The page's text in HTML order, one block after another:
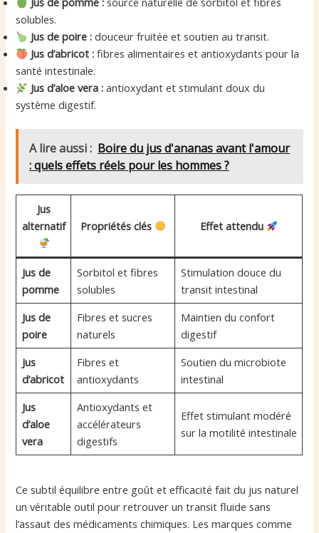
solubles.
Jus de poire : douceur fruitée et soutien au transit.
Jus d’abricot : fibres alimentaires et antioxydants pour la
santé intestinale.
Jus d’aloe vera : antioxydant et stimulant doux du
système digestif.
A lire aussi : Boire du jus d'ananas avant l'amour
: quels effets réels pour les hommes ?
Jus
alternatif
Propriétés clés Effet attendu
Jus de
pomme
Sorbitol et fibres
solubles
Stimulation douce du
transit intestinal
Jus de
poire
Fibres et sucres
naturels
Maintien du confort
digestif
Jus
d’abricot
Fibres et
antioxydants
Soutien du microbiote
intestinal
Jus
d’aloe
vera
Antioxydants et
accélérateurs
digestifs
Effet stimulant modéré
sur la motilité intestinale
Ce subtil équilibre entre goût et efficacité fait du jus naturel
un véritable outil pour retrouver un transit fluide sans
l’assaut des médicaments chimiques. Les marques comme